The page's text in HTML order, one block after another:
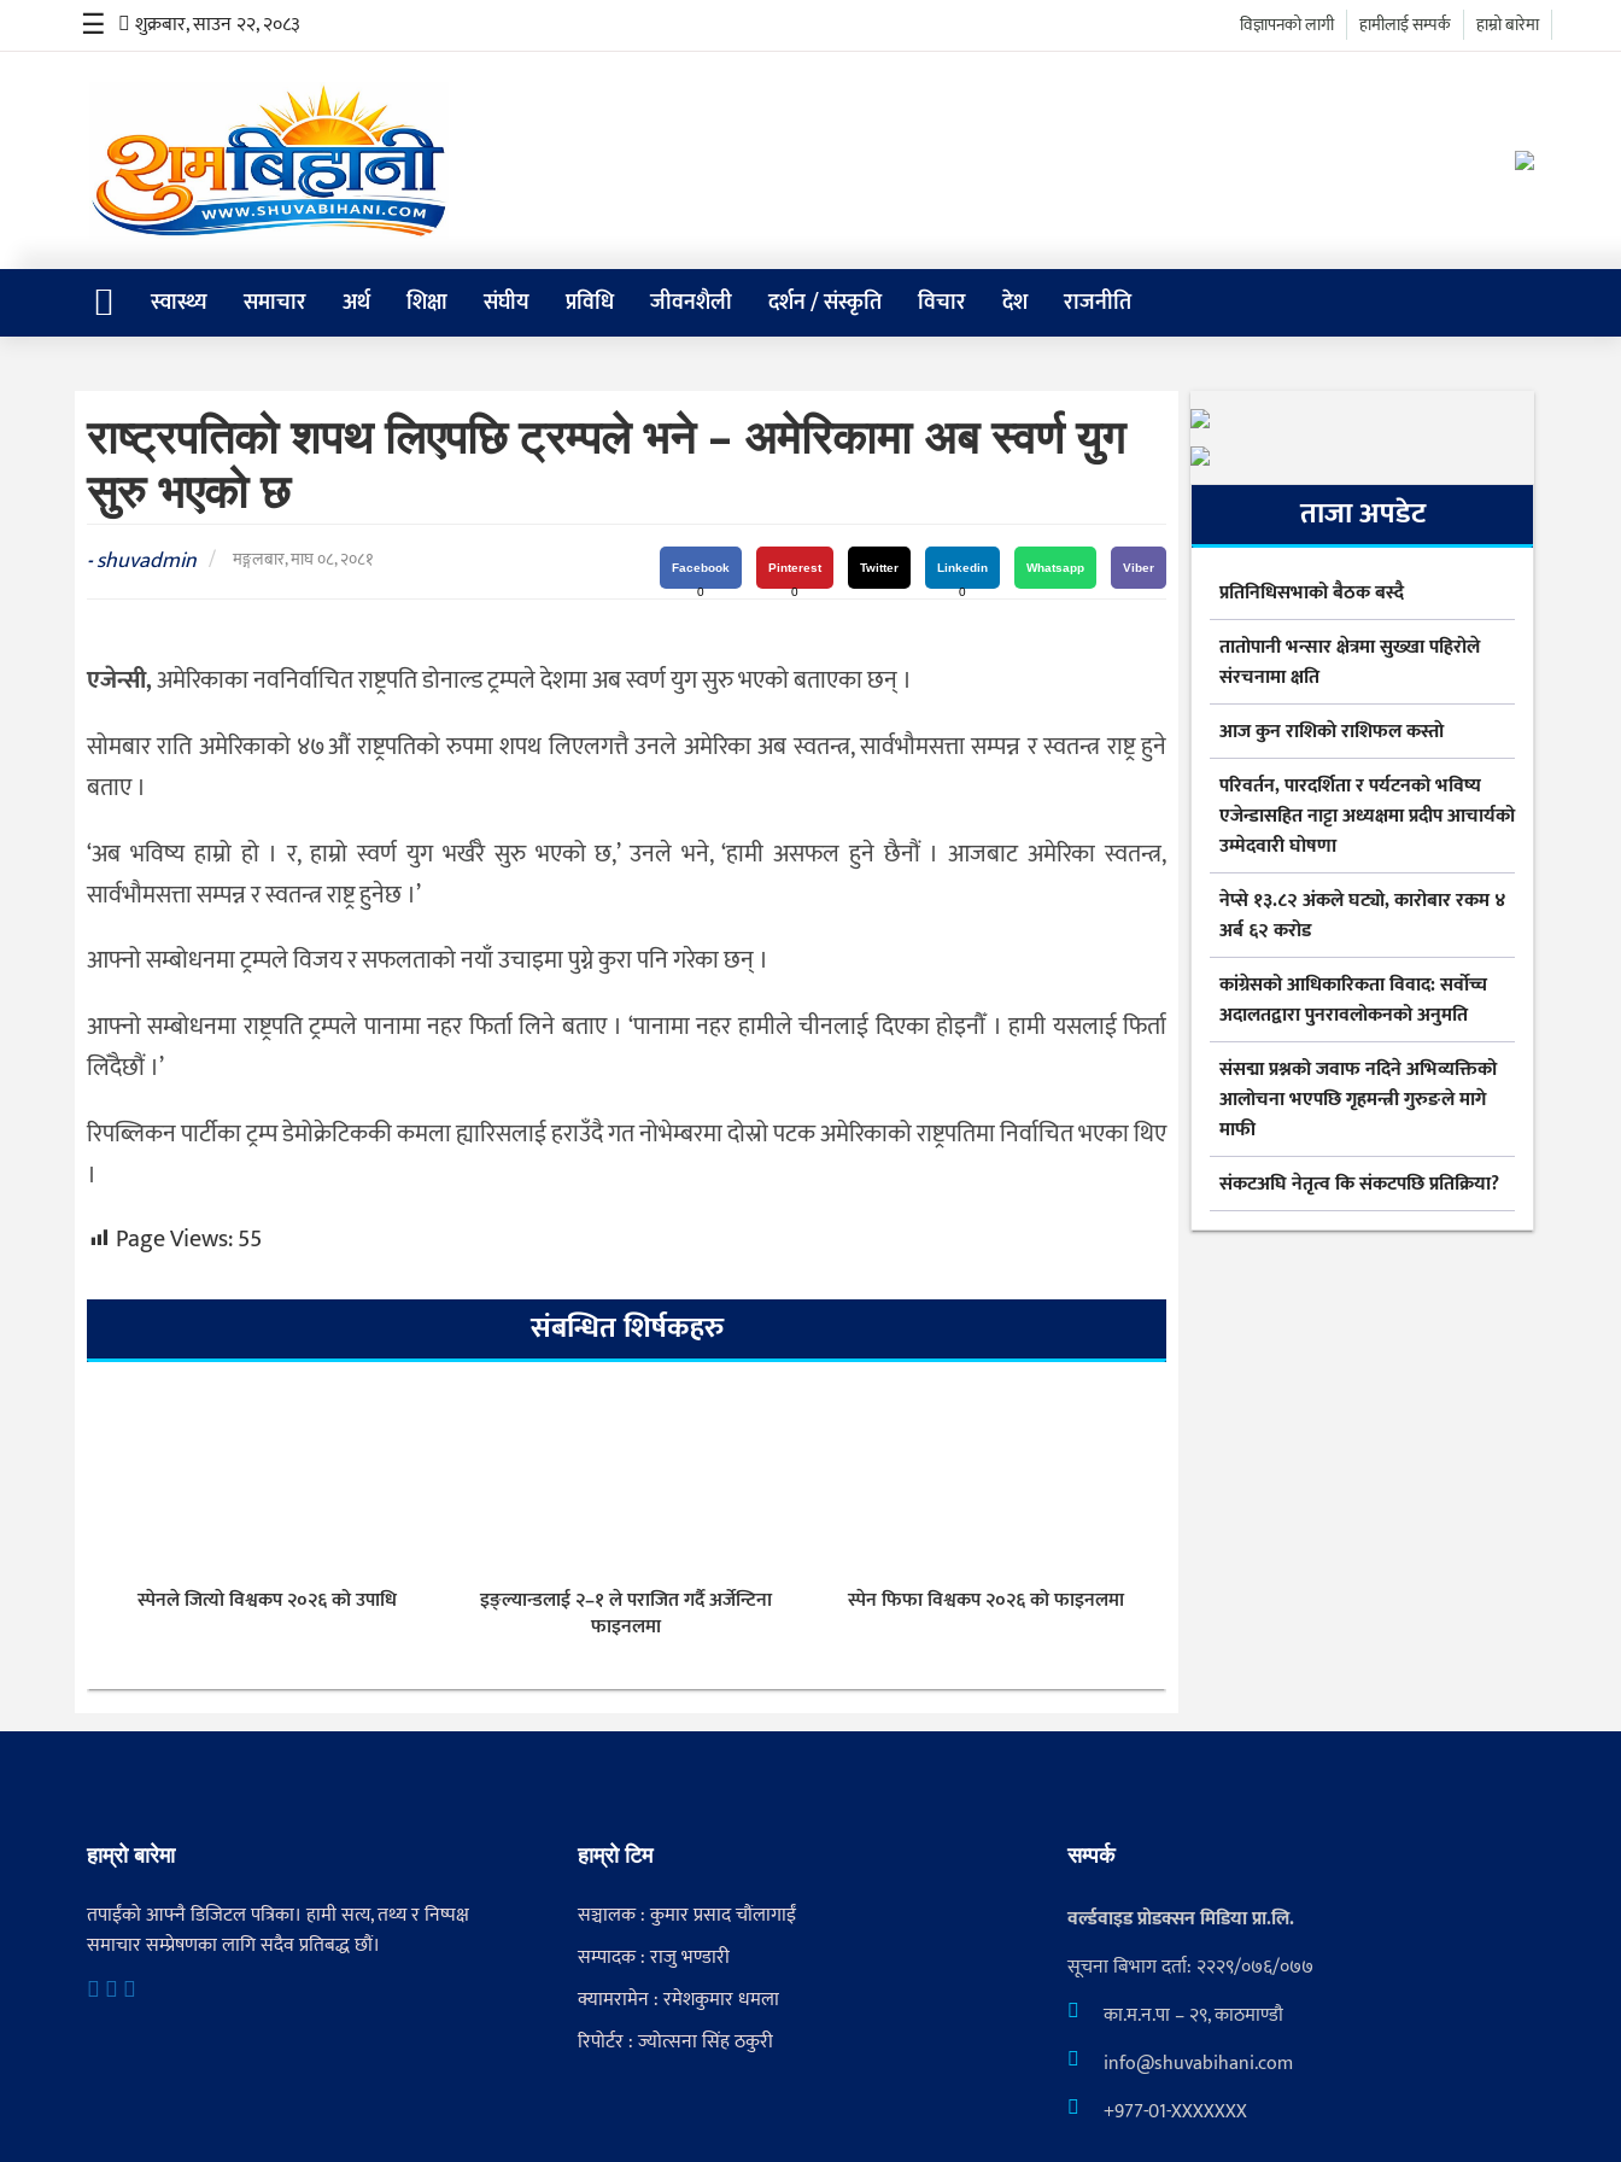
समाचार
संघीय
जीवनशैली
संस्कृति
☰ शुक्रबार, साउन २२, २०८३ हाम्रो बारेमा
हामीलाई सम्पर्क
विज्ञापनको लागी
स्वास्थ्य समाचार अर्थ शिक्षा संघीय प्रविधि जीवनशैली दर्शन / संस्कृति विचार देश राजनीति
राष्ट्रपतिको शपथ लिएपछि ट्रम्पले भने – अमेरिकामा अब स्वर्ण युग
सुरु भएको छ
-shuvadmin / मङ्गलबार, माघ ०८, २०८१
Facebook
0
Pinterest
0
Twitter
Linkedin
0
Whatsapp Viber
एजेन्सी,अमेरिकाका नवनिर्वाचित राष्ट्रपति डोनाल्ड ट्रम्पले देशमा अब स्वर्ण युग सुरु भएको बताएका छन् ।
सोमबार राति अमेरिकाको ४७औं राष्ट्रपतिको रुपमा शपथ लिएलगत्तै उनले अमेरिका अब स्वतन्त्र, सार्वभौमसत्ता सम्पन्न र स्वतन्त्र राष्ट्र हुने
बताए ।
‘अब भविष्य हाम्रो हो । र, हाम्रो स्वर्ण युग भर्खरै सुरु भएको छ,’ उनले भने, ‘हामी असफल हुने छैनौं । आजबाट अमेरिका स्वतन्त्र,
सार्वभौमसत्ता सम्पन्न र स्वतन्त्र राष्ट्र हुनेछ ।’
आफ्नो सम्बोधनमा ट्रम्पले विजय र सफलताको नयाँ उचाइमा पुग्ने कुरा पनि गरेका छन् ।
आफ्नो सम्बोधनमा राष्ट्रपति ट्रम्पले पानामा नहर फिर्ता लिने बताए । ‘पानामा नहर हामीले चीनलाई दिएका होइनौँ । हामी यसलाई फिर्ता
लिँदैछौं ।’
रिपब्लिकन पार्टीका ट्रम्प डेमोक्रेटिककी कमला ह्यारिसलाई हराउँदै गत नोभेम्बरमा दोस्रो पटक अमेरिकाको राष्ट्रपतिमा निर्वाचित भएका थिए
।
Page Views:55
संबन्धित शिर्षकहरु
स्पेनले जित्याे विश्वकप २०२६ को उपाधि
इङ्ल्यान्डलाई २–१ ले पराजित गर्दै अर्जेन्टिना
फाइनलमा
स्पेन फिफा विश्वकप २०२६ को फाइनलमा
ताजा अपडेट
प्रतिनिधिसभाको बैठक बस्दै
तातोपानी भन्सार क्षेत्रमा सुख्खा पहिरोले
संरचनामा क्षति
आज कुन राशिकाे राशिफल कस्ताे
परिवर्तन, पारदर्शिता र पर्यटनको भविष्य
एजेन्डासहित नाट्टा अध्यक्षमा प्रदीप आचार्यको
उम्मेदवारी घोषणा
नेप्से १३.८२ अंकले घट्यो, कारोबार रकम ४
अर्ब ६२ करोड
कांग्रेसको आधिकारिकता विवाद: सर्वोच्च
अदालतद्वारा पुनरावलोकनको अनुमति
संसद्मा प्रश्नको जवाफ नदिने अभिव्यक्तिको
आलोचना भएपछि गृहमन्त्री गुरुङले मागे
माफी
संकटअघि नेतृत्व कि संकटपछि प्रतिक्रिया?
हाम्रो बारेमा
तपाईंको आफ्नै डिजिटल पत्रिका। हामी सत्य, तथ्य र निष्पक्ष
समाचार सम्प्रेषणका लागि सदैव प्रतिबद्ध छौं।
हाम्रो टिम
सञ्चालक : कुमार प्रसाद चौंलागाईं
सम्पादक : राजु भण्डारी
क्यामरामेन : रमेशकुमार धमला
रिपोर्टर : ज्योत्सना सिंह ठकुरी
सम्पर्क
वर्ल्डवाइड प्रोडक्सन मिडिया प्रा.लि.
सूचना बिभाग दर्ता: २२२९/०७६/०७७
का.म.न.पा – २९, काठमाण्डौ
info@shuvabihani.com
+977-01-XXXXXXX